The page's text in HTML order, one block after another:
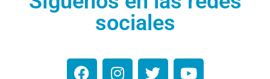
sociales